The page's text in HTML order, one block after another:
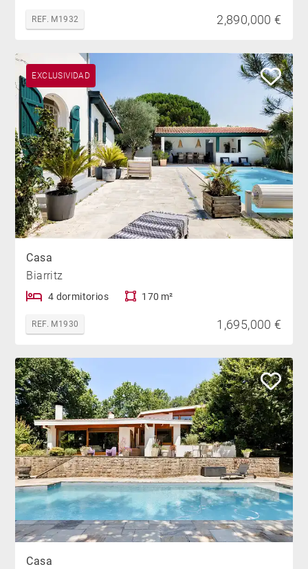
REF. M1932 2,890,000 €
EXCLUSIVIDAD
Casa
Biarritz
4 dormitorios 170 m²
REF. M1930 1,695,000 €
Casa